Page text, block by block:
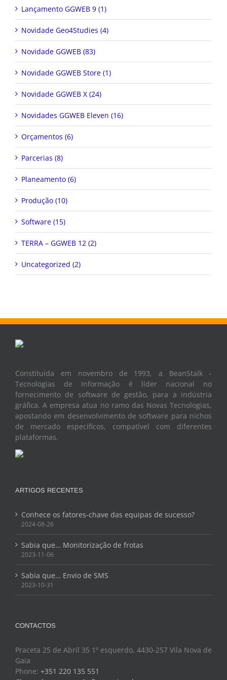
Lançamento GGWEB 9 (1)
Novidade Geo4Studies (4)
Novidade GGWEB (83)
Novidade GGWEB Store (1)
Novidade GGWEB X (24)
Novidades GGWEB Eleven (16)
Orçamentos (6)
Parcerias (8)
Planeamento (6)
Produção (10)
Software (15)
TERRA – GGWEB 12 (2)
Uncategorized (2)
Constituída em novembro de 1993, a BeanStalk -
Tecnologias de Informação é líder nacional no
fornecimento de software de gestão, para a indústria
gráfica. A empresa atua no ramo das Novas Tecnologias,
apostando em desenvolvimento de software para nichos
de mercado específicos, compatível com diferentes
plataformas.
ARTIGOS RECENTES
Conhece os fatores-chave das equipas de sucesso?
2024-08-26
Sabia que… Monitorização de frotas
2023-11-06
Sabia que… Envio de SMS
2023-10-31
CONTACTOS
Praceta 25 de Abril 35 1º esquerdo, 4430-257 Vila Nova de
Gaia
Phone: +351 220 135 551